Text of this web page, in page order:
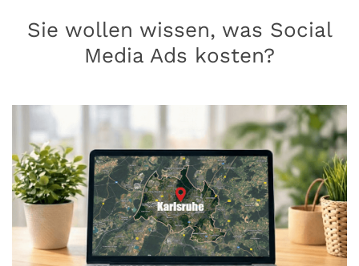
Sie wollen wissen, was Social
Media Ads kosten?